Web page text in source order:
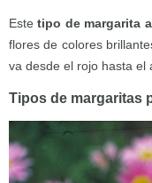
Estetipo de margarita
flores de colores
va desde el rojo hasta el
Tipos de margaritas